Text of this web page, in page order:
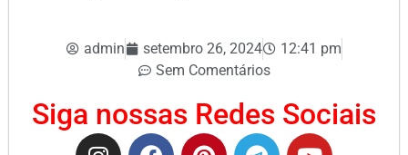
admin setembro 26, 2024
12:41 pm
Sem Comentários
Siga nossas Redes Sociais